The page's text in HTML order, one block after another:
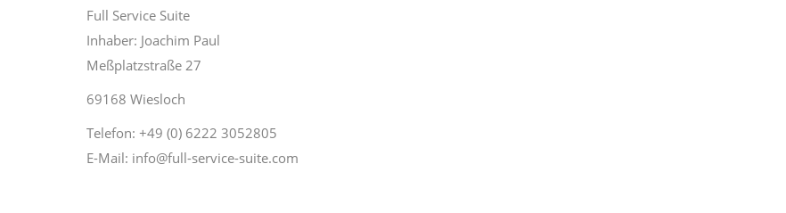
Full Service Suite
Inhaber: Joachim Paul
Meßplatzstraße 27
69168 Wiesloch
Telefon: +49 (0) 6222 3052805
E-Mail: info@full-service-suite.com